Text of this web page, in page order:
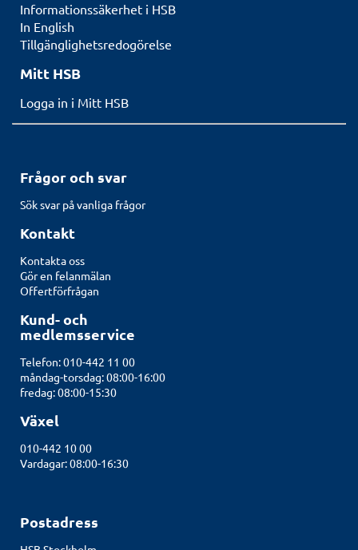
Informationssäkerhet i HSB
In English
Tillgänglighetsredogörelse
Mitt HSB
Logga in i Mitt HSB
Frågor och svar
Sök svar på vanliga frågor
Kontakt
Kontakta oss
Gör en felanmälan
Offertförfrågan
Kund- och
medlemsservice
Telefon: 010-442 11 00
måndag-torsdag: 08:00-16:00
fredag: 08:00-15:30
Växel
010-442 10 00
Vardagar: 08:00-16:30
Postadress